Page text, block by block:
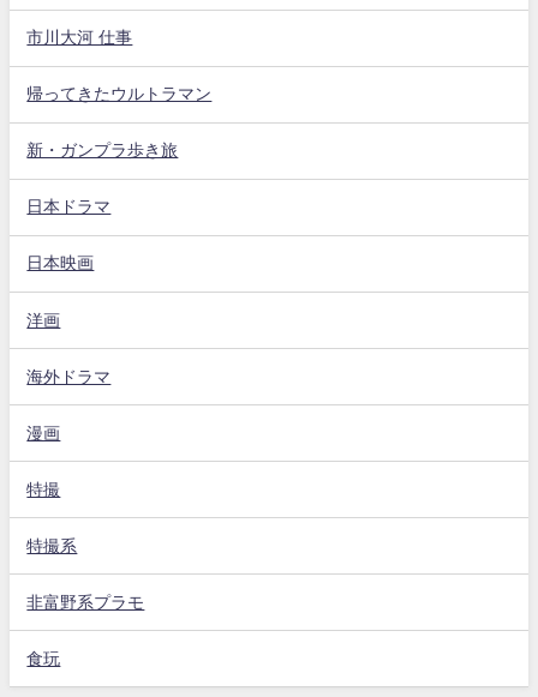
市川大河 仕事
帰ってきたウルトラマン
新・ガンプラ歩き旅
日本ドラマ
日本映画
洋画
海外ドラマ
漫画
特撮
特撮系
非富野系プラモ
食玩